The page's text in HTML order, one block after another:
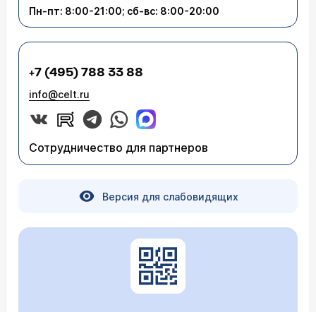
Пн-пт: 8:00-21:00; сб-вс: 8:00-20:00
+7 (495) 788 33 88
info@celt.ru
Сотрудничество для партнеров
Версия для слабовидящих